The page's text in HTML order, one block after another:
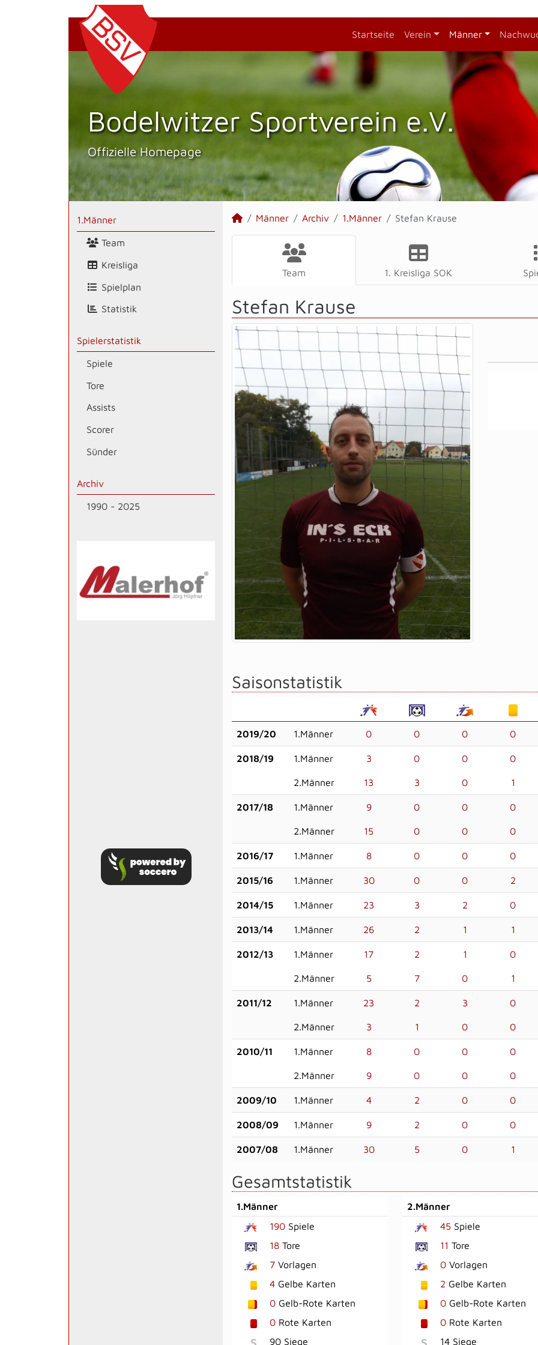
Startseite Verein Männer
Bodelwitzer Sportverein e.V.
Offizielle Homepage
1.Männer
Team
Kreisliga
Spielplan
Statistik
Spielerstatistik
Spiele
Tore
Assists
Scorer
Sünder
Archiv
1990 - 2025
Männer Archiv 1.Männer Stefan Krause
Team 1. Kreisliga SOK
Stefan Krause
Saisonstatistik
2019/20 1.Männer 0 0 0 0
2018/19 1.Männer 3 0 0 0
2.Männer 13 3 0 1
2017/18 1.Männer 9 0 0 0
2.Männer 15 0 0 0
2016/17 1.Männer 8 0 0 0
2015/16 1.Männer 30 0 0 2
2014/15 1.Männer 23 3 2 0
2013/14 1.Männer 26 2 1 1
2012/13 1.Männer 17 2 1 0
2.Männer 5 7 0 1
2011/12 1.Männer 23 2 3 0
2.Männer 3 1 0 0
2010/11 1.Männer 8 0 0 0
2.Männer 9 0 0 0
2009/10 1.Männer 4 2 0 0
2008/09 1.Männer 9 2 0 0
2007/08 1.Männer 30 5 0 1
Gesamtstatistik
1.Männer
190 Spiele
18 Tore
7 Vorlagen
4 Gelbe Karten
0 Gelb-Rote Karten
0 Rote Karten
90 Siege
2.Männer
45 Spiele
11 Tore
0Vorlagen
2 Gelbe Karten
0Gelb-Rote Karten
0Rote Karten
14 Siege